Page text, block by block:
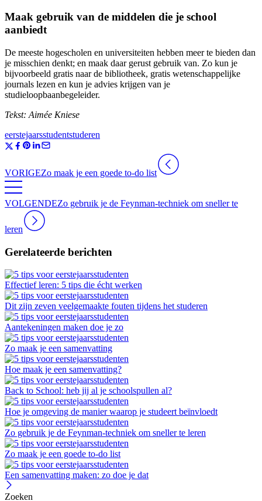
Maak gebruik van de middelen die je school
aanbiedt
De meeste hogescholen en universiteiten hebben meer te bieden dan
je misschien denkt; en maak daar gerust gebruik van. Zo kun je
bijvoorbeeld gratis naar de bibliotheek, gratis wetenschappelijke
journals lezen en kun je advies krijgen van je
studieloopbaanbegeleider.
Tekst: Aimée Kniese
eerstejaarsstudentstuderen
VORIGEZo maak je een goede to-do list
VOLGENDEZo gebruik je de Feynman-techniek om sneller te
leren
Gerelateerde berichten
Effectief leren: 5 tips die écht werken
Dit zijn zeven veelgemaakte fouten tijdens het studeren
Aantekeningen maken doe je zo
Zo maak je een samenvatting
Hoe maak je een samenvatting?
Back to School: heb jij al je schoolspullen al?
Hoe je omgeving de manier waarop je studeert beïnvloedt
Zo gebruik je de Feynman-techniek om sneller te leren
Zo maak je een goede to-do list
Een samenvatting maken: zo doe je dat
Zoeken